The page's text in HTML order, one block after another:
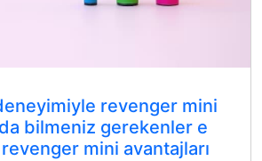
revenger mini
bilmeniz gerekenler e
mini avantajları